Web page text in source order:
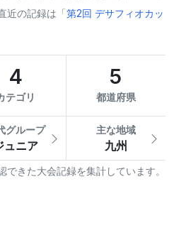
近の記録は「第2回 デサフィオカッ
4
テゴリ
5
都道府県
グループ
ュニア
主な地域
九州
できた大会記録を集計しています。